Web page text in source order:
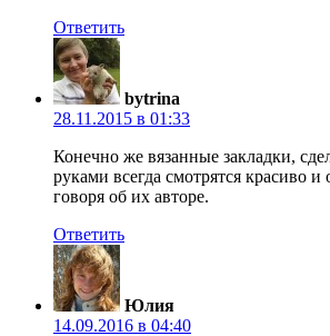
Ответить
bytrina
28.11.2015 в 01:33
Конечно же вязанные закладки,
руками всегда смотрятся красиво
говоря об их авторе.
Ответить
Юлия
14.09.2016 в 04:40